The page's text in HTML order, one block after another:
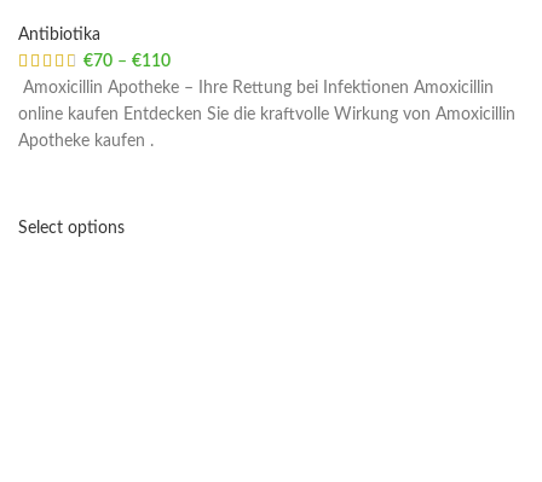
Antibiotika
€70 – €110
Amoxicillin Apotheke – Ihre Rettung bei Infektionen Amoxicillin
online kaufen Entdecken Sie die kraftvolle Wirkung von Amoxicillin
Apotheke kaufen .
Select options